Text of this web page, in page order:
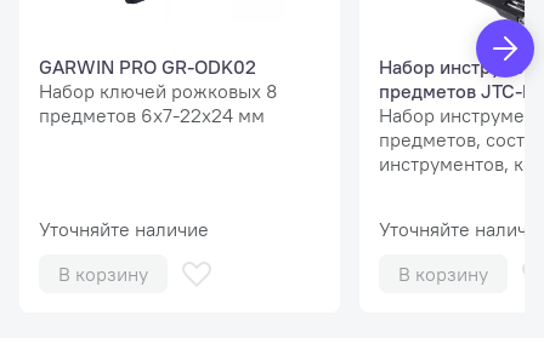
GARWIN PRO GR-ODK02
Набор ключей рожковых 8
предметов 6х7-22х24 мм
Уточняйте наличие
В корзину
Набор
предметов JTC-
Набор
предметов,
инструментов,
Уточняйте
В корзину